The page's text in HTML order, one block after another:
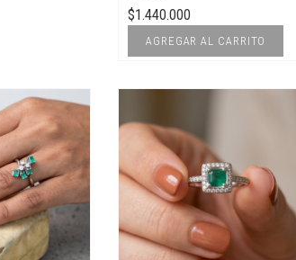
$1.440.000
AGREGAR AL CARRITO